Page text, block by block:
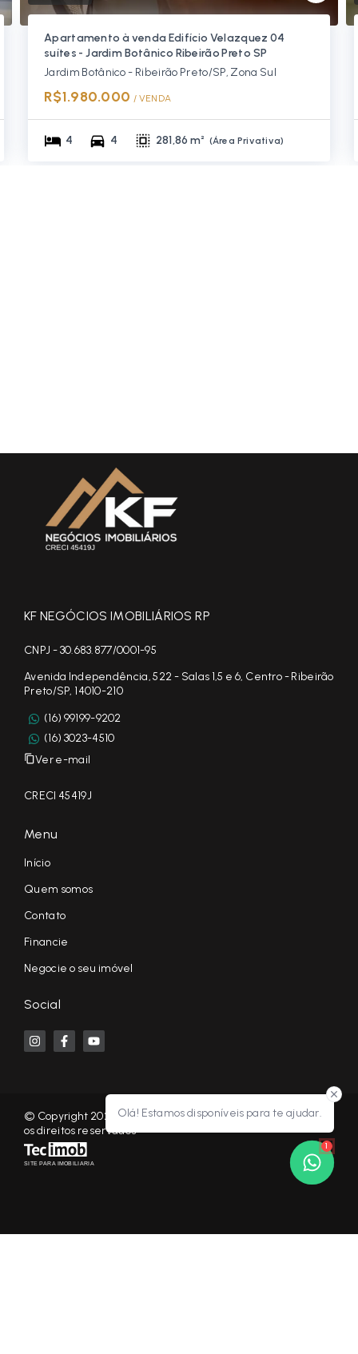
Apartamento à venda Edifício Velazquez 04
suítes - Jardim Botânico Ribeirão Preto SP
Jardim Botânico - Ribeirão Preto/SP, Zona Sul
R$1.980.000 / VENDA
4 4 281,86 m² (Área Privativa)
Olá! Estamos disponíveis para te ajudar.
1
KF NEGÓCIOS IMOBILIÁRIOS RP
CNPJ - 30.683.877/0001-95
Avenida Independência, 522 - Salas 1,5 e 6, Centro - Ribeirão
Preto/SP, 14010-210
(16) 99199-9202
(16) 3023-4510
Ver e-mail
CRECI 45419J
Menu
Início
Quem somos
Contato
Financie
Negocie o seu imóvel
Social
© Copyright 2026 - KF NEGÓCIOS IMOBILIÁRIOS RP - Todos
os direitos reservados
SITE PARA IMOBILIARIA